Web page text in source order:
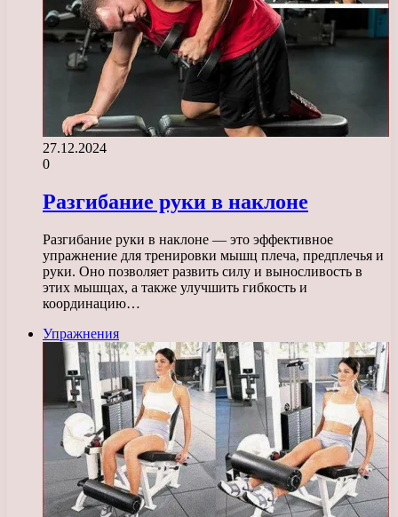
27.12.2024
0
Разгибание руки в наклоне
Разгибание руки в наклоне — это эффективное
упражнение для тренировки мышц плеча, предплечья и
руки. Оно позволяет развить силу и выносливость в
этих мышцах, а также улучшить гибкость и
координацию…
Упражнения